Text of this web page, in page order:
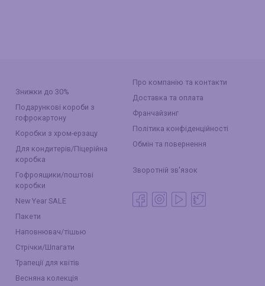
Знижки до 30%
Подарункові короби з
гофрокартону
Коробки з хром-ерзацу
Для кондитерів/Піцерійна
коробка
Гофроящики/поштові
коробки
New Year SALE
Пакети
Наповнювач/тішью
Стрічки/Шпагати
Трапеції для квітів
Весняна колекція
Про компанію та контакти
Доставка та оплата
Франчайзинг
Політика конфіденційності
Обмін та повернення
Зворотній зв'язок